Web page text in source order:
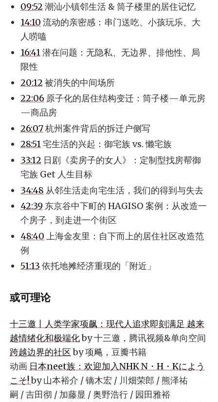
09:52 潮汕小镇邻生活 & 筒子楼里的居住记忆
14:10 流动的亲密感：串门送吃、小孩玩乐、大
人唠嗑
16:41潜在问题：无隐私、无边界、排他性、局
限性
20:12 被消失的中间场所
22:06 原子化的居住结构变迁：筒子楼—单元房
—商品房
26:07杭州案件背后的拆迁户侧写
28:51宅生活的兴起：御宅族 vs. 懒宅族
33:12 日剧《卖房子的女人》：定制型找房帮御
宅族 Get 人生目标
34:48 从邻生活走向宅生活，我们的得到与失去
42:39 东京谷中下町的 HAGISO 案例：从改造一
个房子，到走进一个街区
48:40 上海金友里：自下而上的居住社区改造范
例
51:13 依托地摊经济重现的「附近」
或可理论
十三邀丨人类学家项飙：现代人追求即刻满足 越来
越情绪化和极端化by 十三邀，腾讯视频&单向空间
跨越边界的社区by 项飚，豆瓣书籍
动画 日本neet族：欢迎加入NHK N・H・Kによう
こそ!by 山本裕介 / 镝木宏 / 川畑荣郎 / 熊泽祐
嗣 / 吉田彻 / 加藤显 / 奥野浩行 / 园田雅裕